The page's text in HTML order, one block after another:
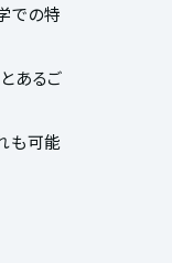
での特
あるご
も可能